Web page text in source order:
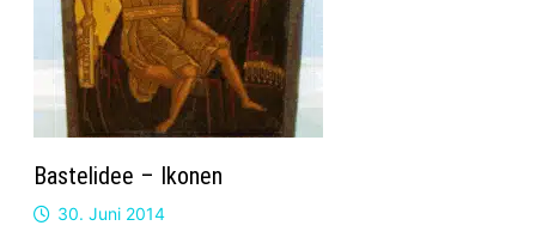
Bastelidee – Ikonen
30. Juni 2014